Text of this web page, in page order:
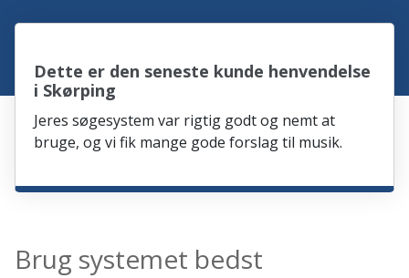
Dette er den seneste kunde henvendelse
i Skørping
Jeres søgesystem var rigtig godt og nemt at
bruge, og vi fik mange gode forslag til musik.
Brug systemet bedst